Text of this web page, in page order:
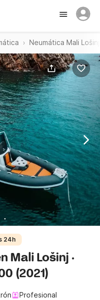
Neumática Mali Lošinj
24h
Mali Lošinj ·
(2021)
Profesional